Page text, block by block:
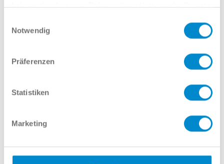
haben oder die sie im Rahmen Ihrer Nutzung der Dienste
Notwendig
Präferenzen
Statistiken
Marketing
E-Mail